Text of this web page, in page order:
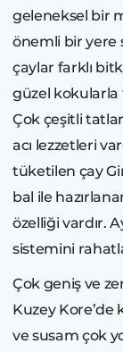
geleneksel bir
önemli bir yere
çaylar farklı
güzel kokularla
Çok çeşitli
acı lezzetleri
tüketilen çay
bal ile
özelliği vardır.
sistemini
Çok geniş ve
Kuzey Kore’de
ve susam çok